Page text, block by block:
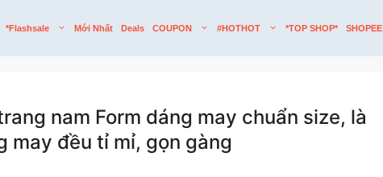
*flashsale Mới Nhất Deals COUPON #HOTHOT *TOP SHOP* SHOPEE
nam Form dáng may chuẩn size, là
may đều tỉ mỉ, gọn gàng